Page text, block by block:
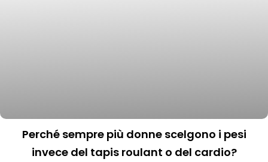
Perché sempre più donne scelgono i pesi
invece del tapis roulant o del cardio?